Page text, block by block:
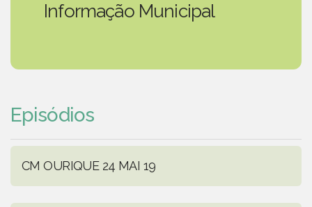
Informação Municipal
Episódios
CM OURIQUE 24 MAI 19